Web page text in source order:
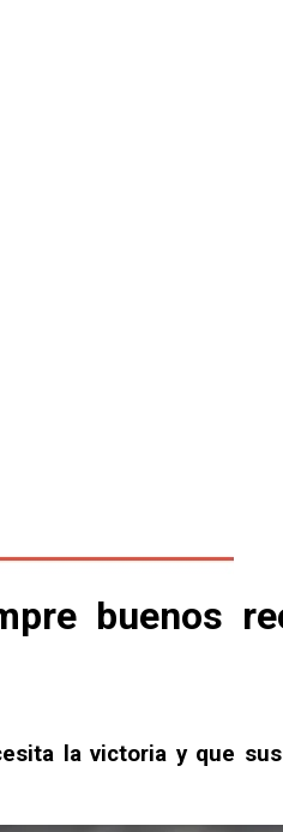
Granada CF
buenos
la victoria y que